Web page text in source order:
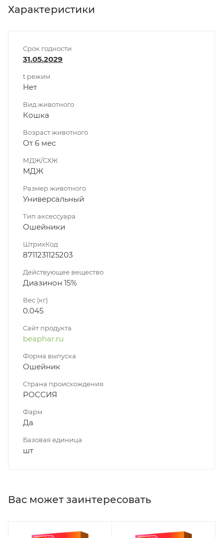
Характеристики
Срок годности
31.05.2029
t режим
Нет
Вид животного
Кошка
Возраст животного
От 6 мес
МДЖ/СХЖ
МДЖ
Размер животного
Универсальный
Тип аксессуара
Ошейники
ШтрихКод
8711231125203
Действующее вещество
Диазинон 15%
Вес (кг)
0.045
Сайт продукта
beaphar.ru
Форма выпуска
Ошейник
Страна происхождения
РОССИЯ
Фарм
Да
Базовая единица
шт
Вас может заинтересовать